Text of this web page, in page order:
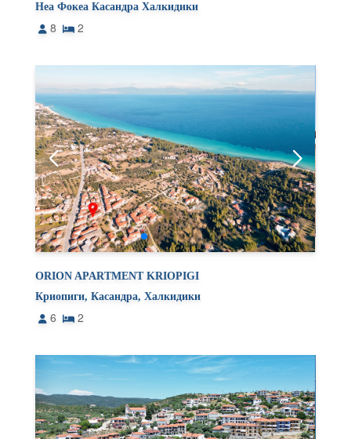
Неа Фокеа Касандра Халкидики
8 2
ORION APARTMENT KRIOPIGI
Криопиги, Касандра, Халкидики
6 2